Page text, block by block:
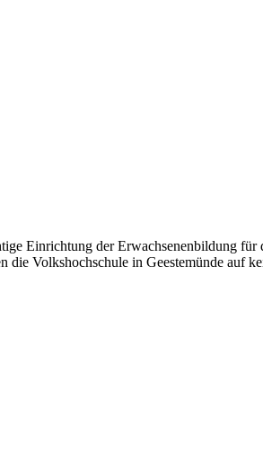
Einrichtung der Erwachsenenbildung für
Volkshochschule in Geestemünde auf